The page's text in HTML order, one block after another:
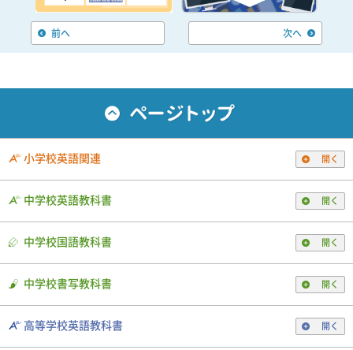
前へ 次へ
小学校英語関連 開く
中学校英語教科書 開く
中学校国語教科書 開く
中学校書写教科書 開く
高等学校英語教科書 開く